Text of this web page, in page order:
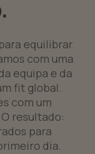
equilibrar
com uma
equipa e da
fit global.
com um
resultado:
para
dia.